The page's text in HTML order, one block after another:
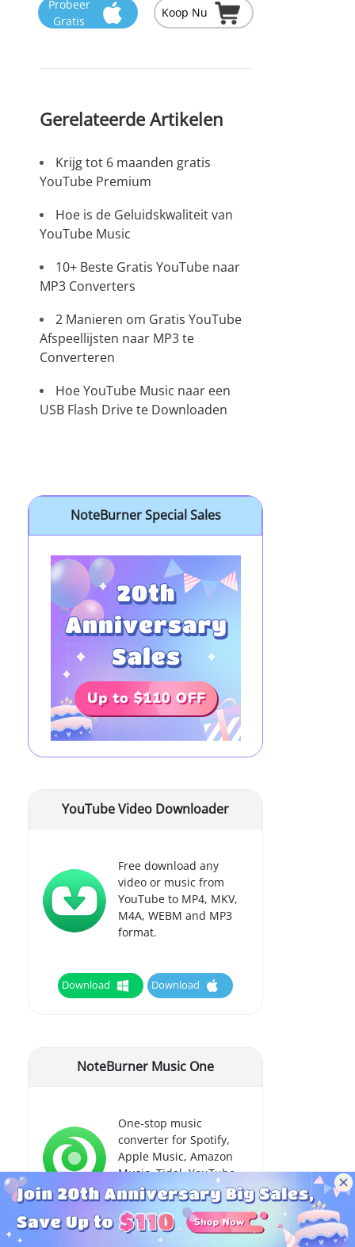
Probeer
Gratis
Koop Nu
Gerelateerde Artikelen
Krijg tot 6 maanden gratis
YouTube Premium
Hoe is de Geluidskwaliteit van
YouTube Music
10+ Beste Gratis YouTube naar
MP3 Converters
2 Manieren om Gratis YouTube
Afspeellijsten naar MP3 te
Converteren
Hoe YouTube Music naar een
USB Flash Drive te Downloaden
NoteBurner Special Sales
YouTube Video Downloader
Free download any
video or music from
YouTube to MP4, MKV,
M4A, WEBM and MP3
format.
Download Download
NoteBurner Music One
One-stop music
converter for Spotify,
Apple Music, Amazon
Music, Tidal, YouTube
Music, etc.
Download